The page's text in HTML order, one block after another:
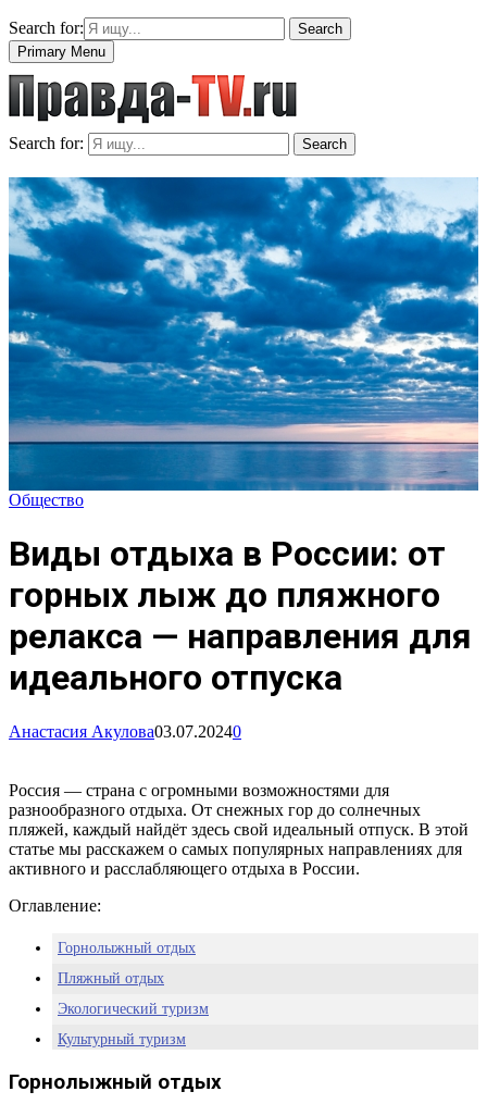
Search for:
Search
Primary Menu
Search for: Search
Общество
Виды отдыха в России: от
горных лыж до пляжного
релакса — направления для
идеального отпуска
Анастасия Акулова03.07.20240
Россия — страна с огромными возможностями для
разнообразного отдыха. От снежных гор до солнечных
пляжей, каждый найдёт здесь свой идеальный отпуск. В этой
статье мы расскажем о самых популярных направлениях для
активного и расслабляющего отдыха в России.
Оглавление:
Горнолыжный отдых
Пляжный отдых
Экологический туризм
Культурный туризм
Горнолыжный отдых